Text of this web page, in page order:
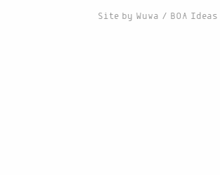
Site by Wuwa / BOA Ideas